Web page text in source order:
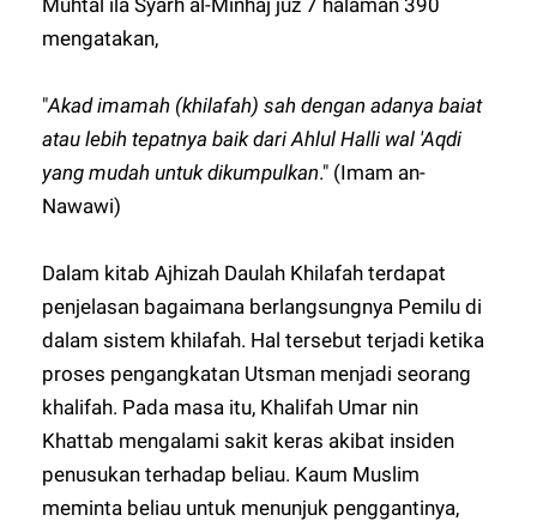
Muhtal ila Syarh al-Minhaj juz 7 halaman 390
mengatakan,
"Akad imamah (khilafah) sah dengan adanya baiat
atau lebih tepatnya baik dari Ahlul Halli wal 'Aqdi
yang mudah untuk dikumpulkan." (Imam an-
Nawawi)
Dalam kitab Ajhizah Daulah Khilafah terdapat
penjelasan bagaimana berlangsungnya Pemilu di
dalam sistem khilafah. Hal tersebut terjadi ketika
proses pengangkatan Utsman menjadi seorang
khalifah. Pada masa itu, Khalifah Umar nin
Khattab mengalami sakit keras akibat insiden
penusukan terhadap beliau. Kaum Muslim
meminta beliau untuk menunjuk penggantinya,